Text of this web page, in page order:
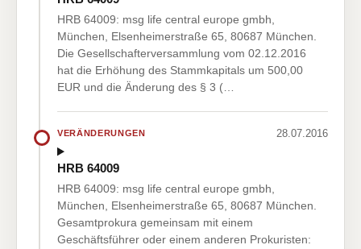
HRB 64009: msg life central europe gmbh,
München, Elsenheimerstraße 65, 80687 München.
Die Gesellschafterversammlung vom 02.12.2016
hat die Erhöhung des Stammkapitals um 500,00
EUR und die Änderung des § 3 (…
VERÄNDERUNGEN 28.07.2016
HRB 64009
HRB 64009: msg life central europe gmbh,
München, Elsenheimerstraße 65, 80687 München.
Gesamtprokura gemeinsam mit einem
Geschäftsführer oder einem anderen Prokuristen: